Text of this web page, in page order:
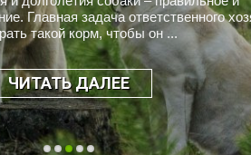
Главная задача ответственного
такой корм, чтобы он ...
ЧИТАТЬ ДАЛЕЕ